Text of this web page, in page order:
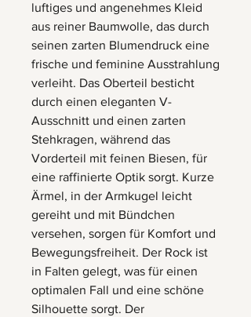
luftiges und angenehmes Kleid
aus reiner Baumwolle, das durch
seinen zarten Blumendruck eine
frische und feminine Ausstrahlung
verleiht. Das Oberteil besticht
durch einen eleganten V-
Ausschnitt und einen zarten
Stehkragen, während das
Vorderteil mit feinen Biesen, für
eine raffinierte Optik sorgt. Kurze
Ärmel, in der Armkugel leicht
gereiht und mit Bündchen
versehen, sorgen für Komfort und
Bewegungsfreiheit. Der Rock ist
in Falten gelegt, was für einen
optimalen Fall und eine schöne
Silhouette sorgt. Der